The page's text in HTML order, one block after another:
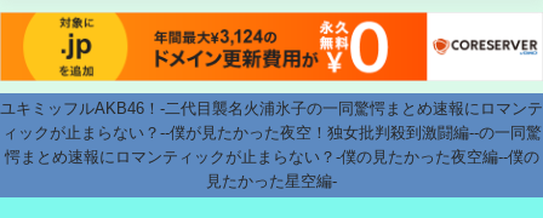
ユキミッフルAKB46！-二代目襲名火浦氷子の一同驚愕まとめ速報にロマンテ
ィックが止まらない？--僕が見たかった夜空！独女批判殺到激闘編--の一同驚
愕まとめ速報にロマンティックが止まらない？-僕の見たかった夜空編--僕の
見たかった星空編-